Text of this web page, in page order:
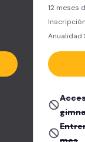
12 meses
Anualidad